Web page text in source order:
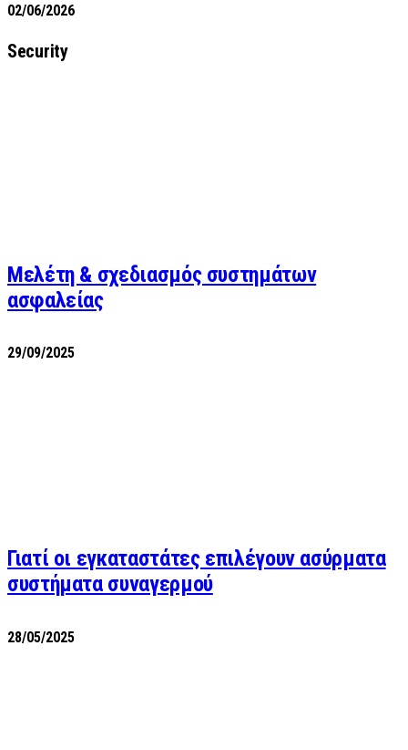
02/06/2026
Security
Μελέτη & σχεδιασμός συστημάτων
ασφαλείας
29/09/2025
Γιατί οι εγκαταστάτες επιλέγουν ασύρματα
συστήματα συναγερμού
28/05/2025